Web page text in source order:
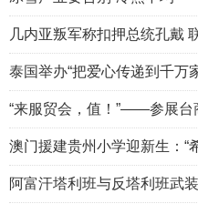
几内亚叛军称扣押总统孔戴
泰国举办“把爱心传递到千万
“来服贸会，值！”——参展台
澳门援建贵州小学迎新生：“
阿富汗塔利班与反塔利班武